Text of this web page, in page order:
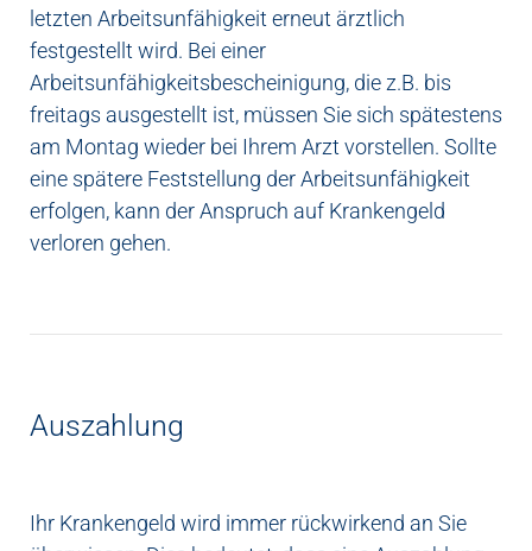
letzten Arbeitsunfähigkeit erneut ärztlich
festgestellt wird. Bei einer
Arbeitsunfähigkeitsbescheinigung, die z.B. bis
freitags ausgestellt ist, müssen Sie sich spätestens
am Montag wieder bei Ihrem Arzt vorstellen. Sollte
eine spätere Feststellung der Arbeitsunfähigkeit
erfolgen, kann der Anspruch auf Krankengeld
verloren gehen.
Auszahlung
Ihr Krankengeld wird immer rückwirkend an Sie